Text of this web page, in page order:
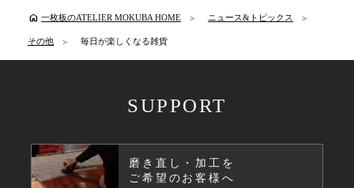
home 一枚板のATELIER MOKUBA HOME ニュース&トピックス
その他 毎日が楽しくなる雑貨
SUPPORT
磨き直し・加工を
ご希望のお客様へ